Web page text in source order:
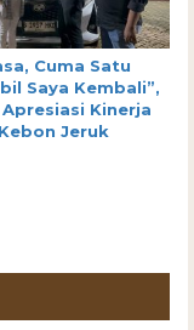
Cuma Satu
Saya Kembali”,
Kinerja
Jeruk